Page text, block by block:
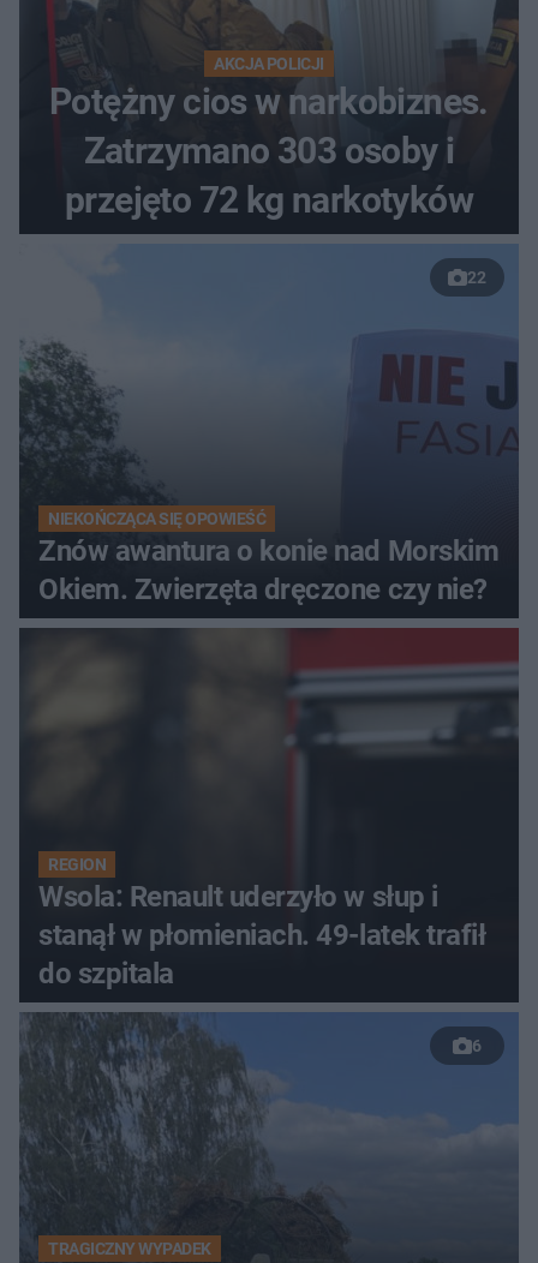
AKCJA POLICJI
Potężny cios w narkobiznes.
Zatrzymano 303 osoby i
przejęto 72 kg narkotyków
22
NIEKOŃCZĄCA SIĘ OPOWIEŚĆ
Znów awantura o konie nad Morskim
Okiem. Zwierzęta dręczone czy nie?
REGION
Wsola: Renault uderzyło w słup i
stanął w płomieniach. 49-latek trafił
do szpitala
6
TRAGICZNY WYPADEK